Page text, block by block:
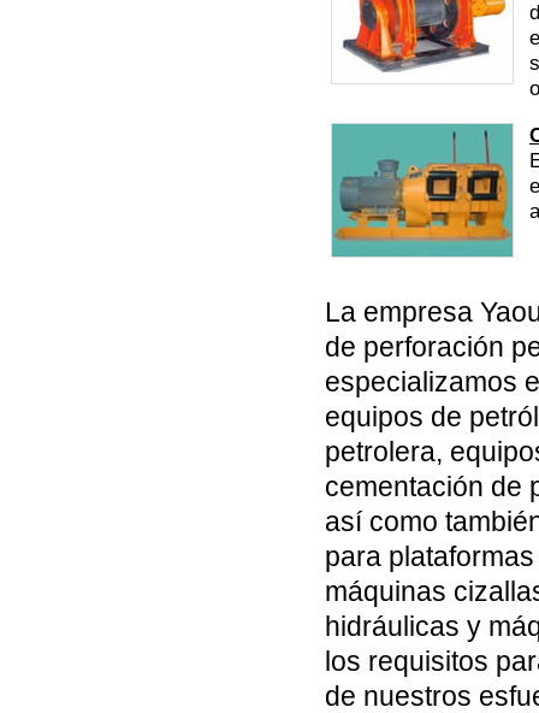
La empresa
de perforación
especializamos
equipos de
petrolera,
cementación de
así como
para
máquinas
hidráulicas y
los requisitos
de nuestros